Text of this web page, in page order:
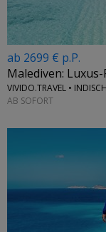
ab 2699 € p.P.
Malediven:
VIVIDO.TRAVEL •
AB SOFORT